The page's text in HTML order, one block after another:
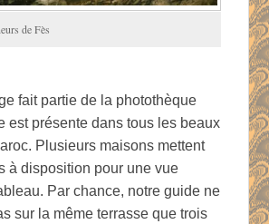
de Fès
fait partie de la photothèque
est présente dans tous les beaux
Plusieurs maisons mettent
à disposition pour une vue
Par chance, notre guide ne
sur la même terrasse que trois